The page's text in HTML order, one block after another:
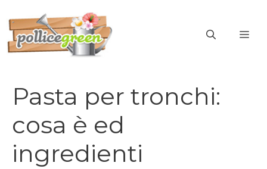
contenuto
Pasta per tronchi:
cosa è ed
ingredienti